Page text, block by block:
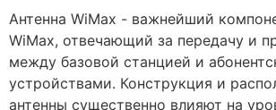
Антенна WiMax - важнейший
WiMax, отвечающий за передачу и
между базовой станцией и
устройствами. Конструкция и
антенны существенно влияют на